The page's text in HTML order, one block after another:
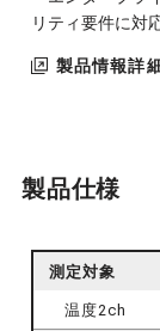
リティ要件に対
製品情報詳
製品仕様
測定対象
温度2ch